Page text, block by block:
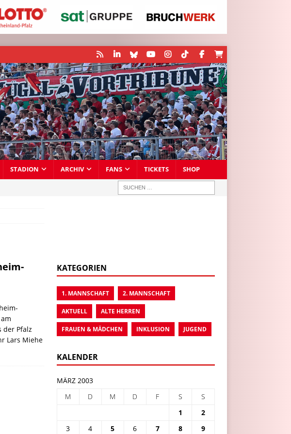
STADION ARCHIV FANS TICKETS SHOP
der Pfalz
Lars Miehe
KATEGORIEN
1. MANNSCHAFT 2. MANNSCHAFT
AKTUELL ALTE HERREN
FRAUEN & MÄDCHEN INKLUSION JUGEND
KALENDER
MÄRZ 2003
M
D M D F S
S
1
2
3
4 5 6 7 8 9